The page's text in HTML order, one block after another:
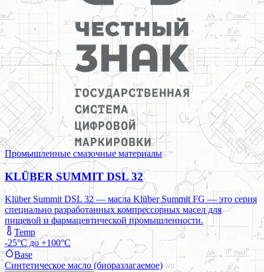
Промышленные смазочные материалы
KLÜBER SUMMIT DSL 32
Klüber Summit DSL 32 — масла Klüber Summit FG — это серия
специально разработанных компрессорных масел для
пищевой и фармацевтической промышленности.
Temp
-25°C до +100°C
Base
Синтетическое масло (биоразлагаемое)